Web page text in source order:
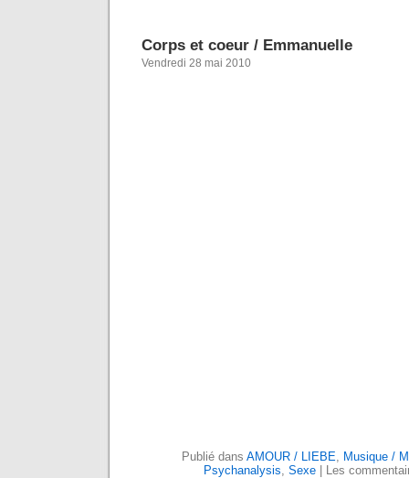
Corps et coeur / Emmanuelle
Vendredi 28 mai 2010
Publié dans AMOUR / LIEBE, Musique /
Psychanalysis, Sexe Les